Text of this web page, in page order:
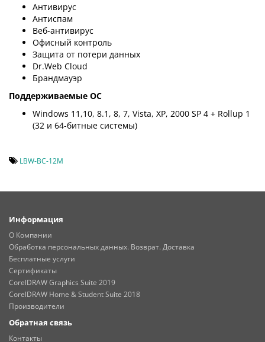
Антивирус
Антиспам
Веб-антивирус
Офисный контроль
Защита от потери данных
Dr.Web Cloud
Брандмауэр
Поддерживаемые ОС
Windows 11,10, 8.1, 8, 7, Vista, XP, 2000 SP 4 + Rollup 1
(32 и 64-битные системы)
LBW-BC-12M
Информация
О Компании
Обработка персональных данных. Возврат. Доставка
Бесплатные услуги
Сертификаты
CorelDRAW Graphics Suite 2019
CorelDRAW Home & Student Suite 2018
Производители
Обратная связь
Контакты